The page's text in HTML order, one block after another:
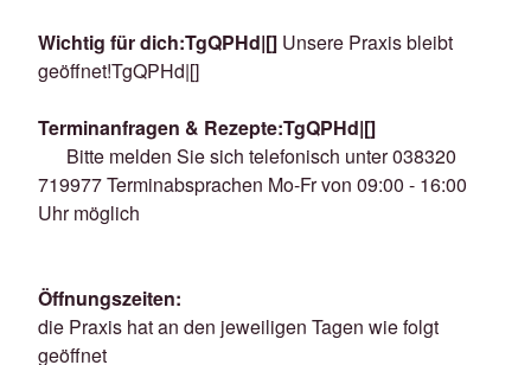
Wichtig für dich:TgQPHd|[] Unsere Praxis bleibt
geöffnet!TgQPHd|[]
Terminanfragen & Rezepte:TgQPHd|[]
Bitte melden Sie sich telefonisch unter 038320
719977Terminabsprachen Mo-Fr von 09:00 - 16:00
Uhr möglich
Öffnungszeiten:
die Praxis hat an den jeweiligen Tagen wie folgt
geöffnet